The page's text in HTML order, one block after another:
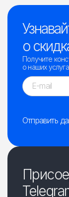
о
Получите
о наших
Отправить